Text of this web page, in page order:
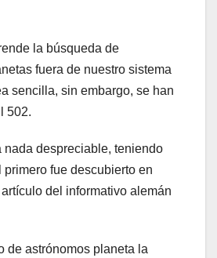
la búsqueda de
fuera de nuestro sistema
sencilla, sin embargo, se han
502.
nada despreciable, teniendo
primero fue descubierto en
del informativo alemán
de astrónomos planeta la